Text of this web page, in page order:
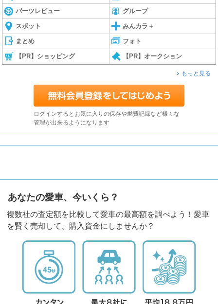
パーツレビュー グループ
スポット みんカラ＋
まとめ フォト
【PR】ショッピング 【PR】オークション
もっと見る
ログインするとお気に入りの保存や燃費記録など様々な
管理が出来るようになります
あなたの愛車、今いくら？
複数社の査定額を比較して愛車の最高額を調べよう！愛車
を賢く売却して、購入資金にしませんか？